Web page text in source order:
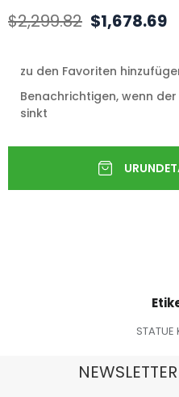
$2,299.82 $1,678.69
zu den Favoriten
Benachrichtigen, wenn der
sinkt
STATUE